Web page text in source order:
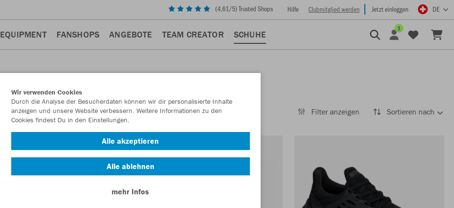
(4,61/5) Trusted Shops Hilfe Clubmitglied werden Jetzt einloggen DE
EQUIPMENT FANSHOPS ANGEBOTE TEAM CREATOR SCHUHE
1
Filter anzeigen Sortieren nach
Wir verwenden Cookies
Durch die Analyse der Besucherdaten können wir dir personalisierte Inhalte
anzeigen und unsere Website verbessern. Weitere Informationen zu den
Cookies findest Du in den Einstellungen.
Alle akzeptieren
Alle ablehnen
mehr Infos